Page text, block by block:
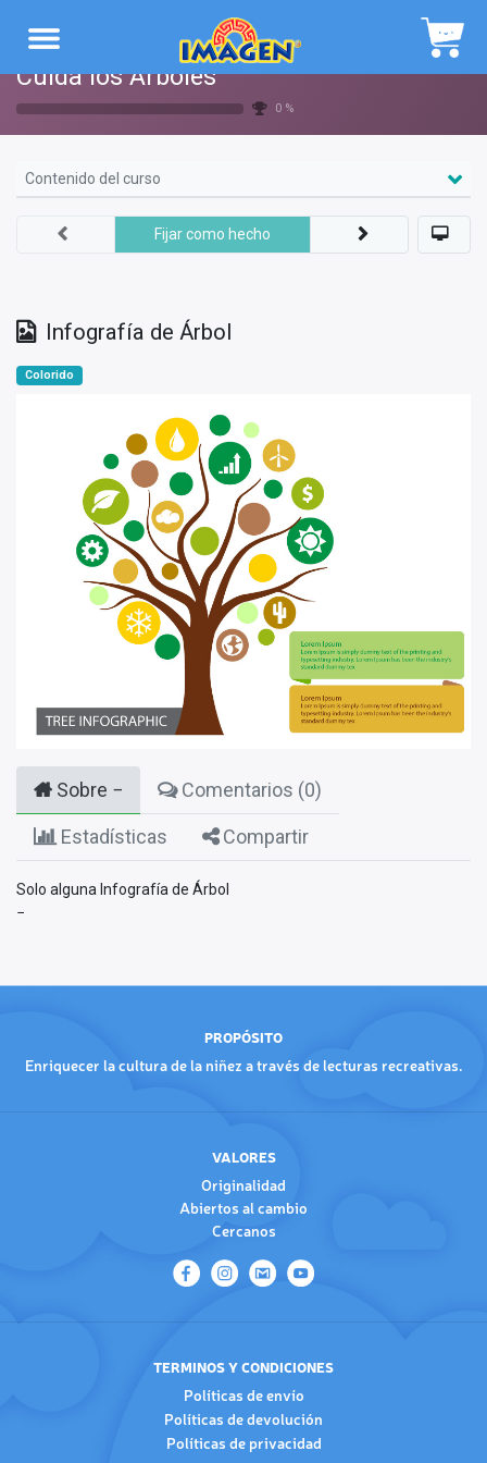
Navegación
Cuida los Árboles
0 %
Contenido del curso
Infografía de Árbol
Fijar como hecho
Colorido
Sobre Comentarios (0)
Estadísticas Compartir
Solo alguna Infografía de Árbol
PROPÓSITO
Enriquecer la cultura de la niñez a través de lecturas recreativas.
VALORES
Originalidad
Abiertos al cambio
Cercanos
TERMINOS Y CONDICIONES
Políticas de envío
Políticas de devolución
Políticas de privacidad